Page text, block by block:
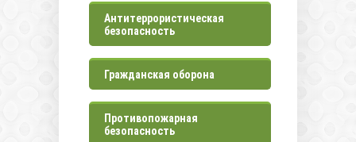
Антитеррористическая
безопасность
Гражданская оборона
Противопожарная
безопасность